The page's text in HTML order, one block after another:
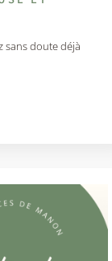
sans doute déjà